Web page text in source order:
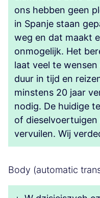
ons hebben geen
in Spanje staan
weg en dat maakt
onmogelijk. Het
laat veel te
duur in tijd en
minstens 20 jaar
nodig. De huidige
of
vervuilen. Wij
Body (automatic